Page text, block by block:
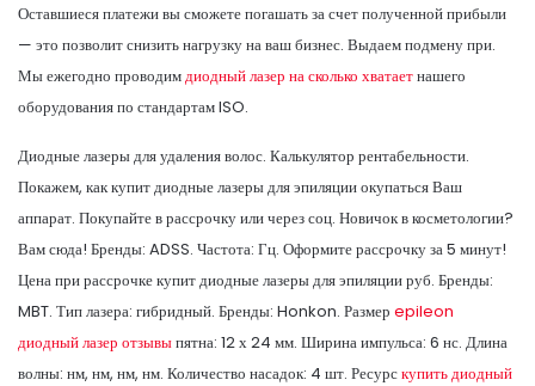
Оставшиеся платежи вы сможете погашать за счет полученной прибыли
— это позволит снизить нагрузку на ваш бизнес. Выдаем подмену при.
Мы ежегодно проводимдиодный лазер на сколько хватаетнашего
оборудования по стандартам ISO.
Диодные лазеры для удаления волос. Калькулятор рентабельности.
Покажем, как купит диодные лазеры для эпиляции окупаться Ваш
аппарат. Покупайте в рассрочку или через соц. Новичок в косметологии?
Вам сюда! Бренды: ADSS. Частота: Гц. Оформите рассрочку за 5 минут!
Цена при рассрочке купит диодные лазеры для эпиляции руб. Бренды:
MBT. Тип лазера: гибридный. Бренды: Honkon. Размер epileon
диодный лазер отзывыпятна: 12 х 24 мм. Ширина импульса: 6 нс. Длина
волны: нм, нм, нм, нм. Количество насадок: 4 шт. Ресурскупить диодный